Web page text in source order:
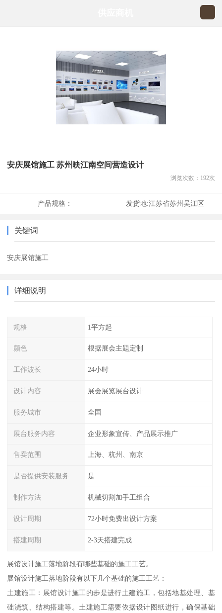
安庆展馆施工 苏州映江南空间营造设计
浏览次数： 192次
产品规格： 发货地:江苏省苏州吴江区
关键词
安庆展馆施工
详细说明
规格 1平方起
颜色 根据展会主题定制
工作波长 24小时
设计内容 展会展览展台设计
服务城市 全国
展台服务内容 企业形象宣传、产品展示推广
售卖范围 上海、杭州、南京
是否提供安装服务 是
制作方法 机械切割加手工组合
设计周期 72小时免费出设计方案
搭建周期 2-3天搭建完成
展馆设计施工落地阶段有哪些基础的施工工艺。
展馆设计施工落地阶段有以下几个基础的施工工艺：
土建施工：展馆设计施工的步是进行土建施工，包括地基处理、基
础浇筑、结构搭建等。土建施工需要依据设计图纸进行，确保基础